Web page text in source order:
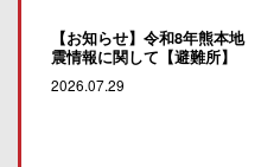
【お知らせ】令和8年熊本地
震情報に関して【避難所】
2026.07.29